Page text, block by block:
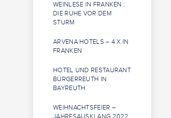
WEINLESE IN FRANKEN :
DIE RUHE VOR DEM
STURM
ARVENA HOTELS – 4 X IN
FRANKEN
HOTEL UND RESTAURANT
BÜRGERREUTH IN
BAYREUTH
WEIHNACHTSFEIER –